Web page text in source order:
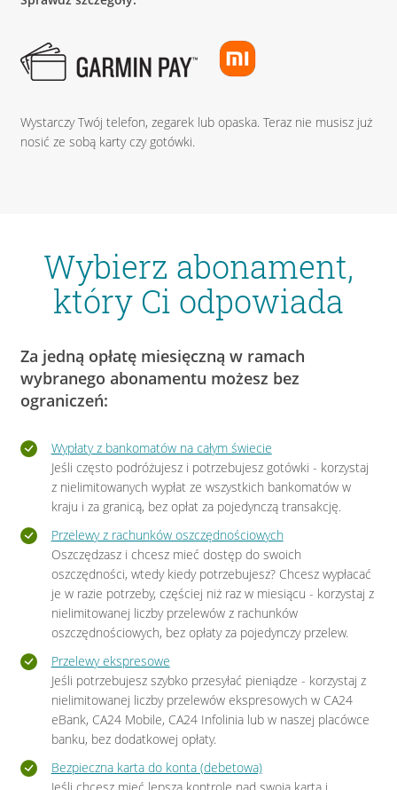
Wystarczy Twój telefon, zegarek lub opaska. Teraz nie musisz już
nosić ze sobą karty czy gotówki.
Wybierz abonament,
który Ci odpowiada
Za jedną opłatę miesięczną w ramach
wybranego abonamentu możesz bez
ograniczeń:
Wypłaty z bankomatów na całym świecie
Jeśli często podróżujesz i potrzebujesz gotówki - korzystaj
z nielimitowanych wypłat ze wszystkich bankomatów w
kraju i za granicą, bez opłat za pojedynczą transakcję.
Przelewy z rachunków oszczędnościowych
Oszczędzasz i chcesz mieć dostęp do swoich
oszczędności, wtedy kiedy potrzebujesz? Chcesz wypłacać
je w razie potrzeby, częściej niż raz w miesiącu - korzystaj z
nielimitowanej liczby przelewów z rachunków
oszczędnościowych, bez opłaty za pojedynczy przelew.
Przelewy ekspresowe
Jeśli potrzebujesz szybko przesyłać pieniądze - korzystaj z
nielimitowanej liczby przelewów ekspresowych w CA24
eBank, CA24 Mobile, CA24 Infolinia lub w naszej placówce
banku, bez dodatkowej opłaty.
Bezpieczna karta do konta (debetowa)
Jeśli chcesz mieć lepszą kontrolę nad swoją kartą i